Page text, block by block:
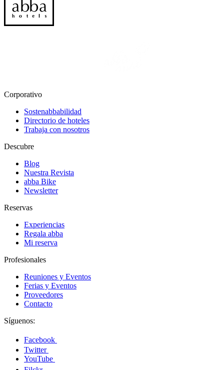
Corporativo
Sostenabbabilidad
Directorio de hoteles
Trabaja con nosotros
Descubre
Blog
Nuestra Revista
abba Bike
Newsletter
Reservas
Experiencias
Regala abba
Mi reserva
Profesionales
Reuniones y Eventos
Ferias y Eventos
Proveedores
Contacto
Síguenos:
Facebook
Twitter
YouTube